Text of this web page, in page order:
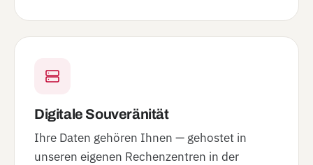
Digitale Souveränität
Ihre Daten gehören Ihnen — gehostet in
unseren eigenen Rechenzentren in der